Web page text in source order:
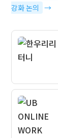
강화 논의 →